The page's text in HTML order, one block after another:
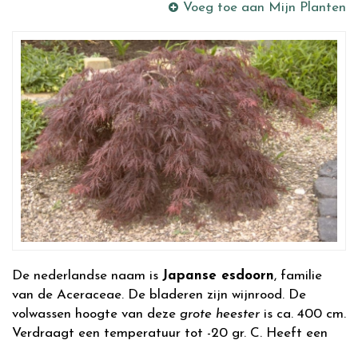
Voeg toe aan Mijn Planten
De nederlandse naam is Japanse esdoorn, familie
van de Aceraceae. De bladeren zijn wijnrood. De
volwassen hoogte van deze grote heester is ca. 400 cm.
Verdraagt een temperatuur tot -20 gr. C. Heeft een